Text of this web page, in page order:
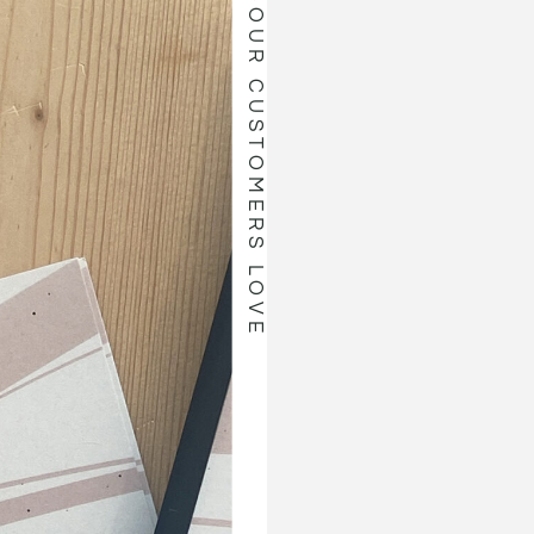
OUR CUSTOMERS LOVE